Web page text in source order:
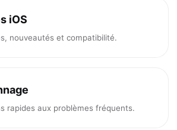
iOS
nouveautés et compatibilité.
rapides aux problèmes fréquents.